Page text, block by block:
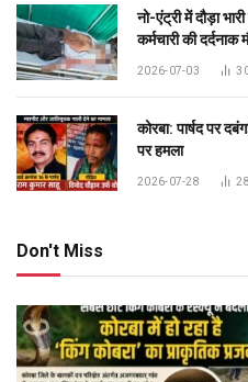
नो-एंट्री में दौड़ा
कर्मचारी की दर्दनाक
2026-07-03
कोरबा: पार्षद पर
पर हमला
2026-07-28
Don't Miss